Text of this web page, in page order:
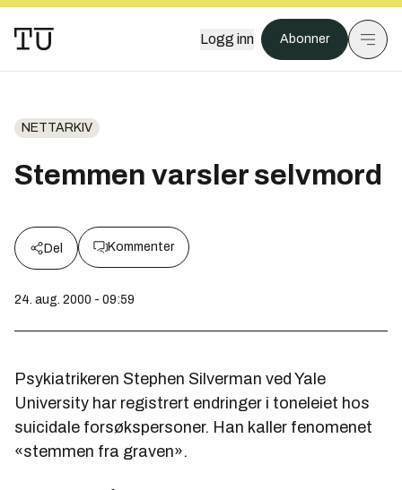
Logg inn Abonner
NETTARKIV
Stemmen varsler selvmord
Del Kommenter
24. aug. 2000 - 09:59
Psykiatrikeren Stephen Silverman ved Yale
University har registrert endringer i toneleiet hos
suicidale forsøkspersoner. Han kaller fenomenet
«stemmen fra graven».